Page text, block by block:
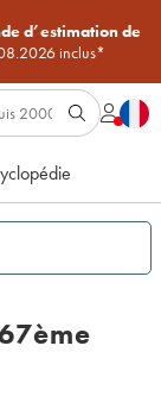
d’estimation de
inclus*